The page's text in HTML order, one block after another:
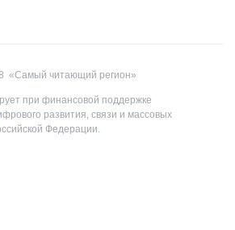
«Самый читающий регион»
при финансовой поддержке
развития, связи и массовых
Федерации.